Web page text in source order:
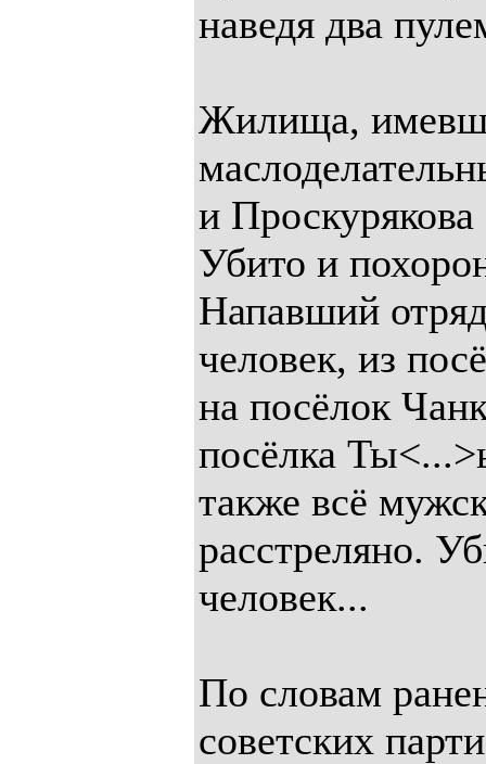
наведя два
Жилища,
и
Убито и
Напавший
человек, из
на посёлок
посёлка
также всё
расстреляно.
человек...
По словам
советских